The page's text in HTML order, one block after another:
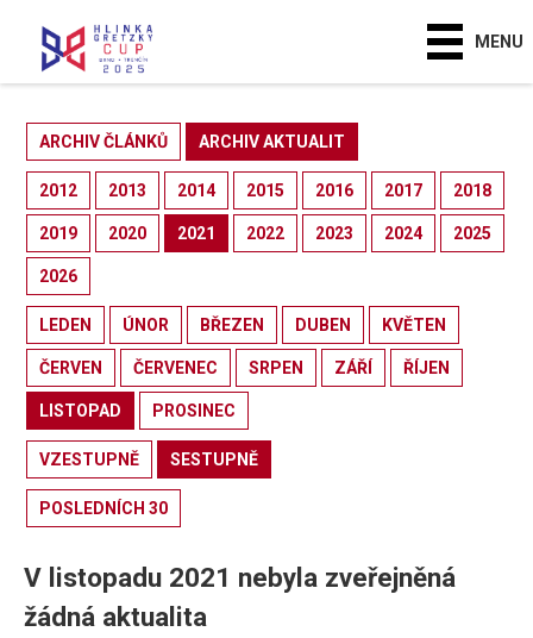
MENU
ARCHIV ČLÁNKŮ ARCHIV AKTUALIT
2012 2013 2014 2015 2016 2017 2018
2019 2020 2021 2022 2023 2024 2025
2026
LEDEN ÚNOR BŘEZEN DUBEN KVĚTEN
ČERVEN ČERVENEC SRPEN ZÁŘÍ ŘÍJEN
LISTOPAD PROSINEC
VZESTUPNĚ SESTUPNĚ
POSLEDNÍCH 30
V listopadu 2021 nebyla zveřejněná
žádná aktualita